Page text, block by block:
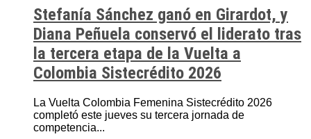
Stefanía Sánchez ganó en Girardot, y
Diana Peñuela conservó el liderato tras
la tercera etapa de la Vuelta a
Colombia Sistecrédito 2026
La Vuelta Colombia Femenina Sistecrédito 2026
completó este jueves su tercera jornada de
competencia...